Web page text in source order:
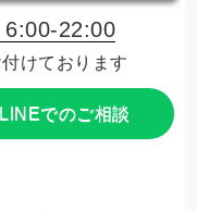
6:00-22:00
けております
LINEでのご相談